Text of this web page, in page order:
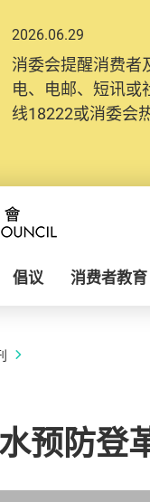
2026.06.29
消委会提醒消费者
电、电邮、短讯
线18222或消委会
倡议 消费者教育
预防登